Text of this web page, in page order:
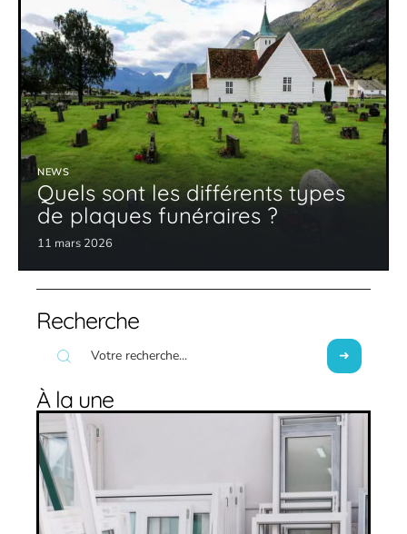
NEWS
Quels sont les différents types
de plaques funéraires ?
11 mars 2026
Recherche
À la une